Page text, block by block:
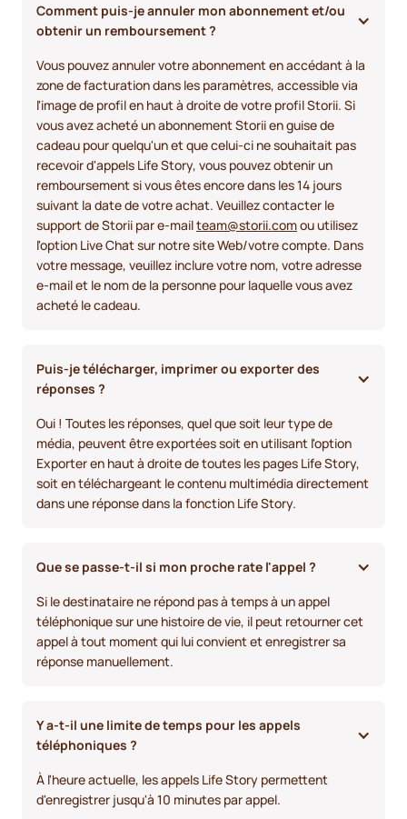
Comment puis-je annuler mon abonnement et/ou
obtenir un remboursement ?
Vous pouvez annuler votre abonnement en accédant à la
zone de facturation dans les paramètres, accessible via
l'image de profil en haut à droite de votre profil Storii. Si
vous avez acheté un abonnement Storii en guise de
cadeau pour quelqu'un et que celui-ci ne souhaitait pas
recevoir d'appels Life Story, vous pouvez obtenir un
remboursement si vous êtes encore dans les 14 jours
suivant la date de votre achat. Veuillez contacter le
support de Storii par e-mailteam@storii.comou utilisez
l'option Live Chat sur notre site Web/votre compte. Dans
votre message, veuillez inclure votre nom, votre adresse
e-mail et le nom de la personne pour laquelle vous avez
acheté le cadeau.
Puis-je télécharger, imprimer ou exporter des
réponses ?
Oui ! Toutes les réponses, quel que soit leur type de
média, peuvent être exportées soit en utilisant l'option
Exporter en haut à droite de toutes les pages Life Story,
soit en téléchargeant le contenu multimédia directement
dans une réponse dans la fonction Life Story.
Que se passe-t-il si mon proche rate l'appel ?
Si le destinataire ne répond pas à temps à un appel
téléphonique sur une histoire de vie, il peut retourner cet
appel à tout moment qui lui convient et enregistrer sa
réponse manuellement.
Y a-t-il une limite de temps pour les appels
téléphoniques ?
À l'heure actuelle, les appels Life Story permettent
d'enregistrer jusqu'à 10 minutes par appel.